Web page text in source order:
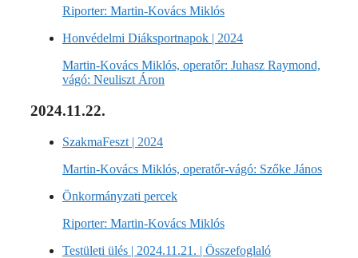
Riporter: Martin-Kovács Miklós
Honvédelmi Diáksportnapok | 2024
Martin-Kovács Miklós, operatőr: Juhasz Raymond,
vágó: Neuliszt Áron
2024.11.22.
SzakmaFeszt | 2024
Martin-Kovács Miklós, operatőr-vágó: Szőke János
Önkormányzati percek
Riporter: Martin-Kovács Miklós
Testületi ülés | 2024.11.21. | Összefoglaló